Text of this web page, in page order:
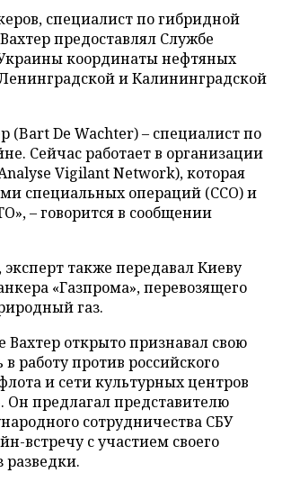
специалист по гибридной
предоставлял Службе
координаты нефтяных
и Калининградской
(Bart De Wachter) – специалист по
Сейчас работает в организации
Vigilant Network), которая
специальных операций (ССО) и
– говорится в сообщении
также передавал Киеву
«Газпрома», перевозящего
газ.
Вахтер открыто признавал свою
в работу против российского
и сети культурных центров
Он предлагал представителю
сотрудничества СБУ
встречу с участием своего
разведки.